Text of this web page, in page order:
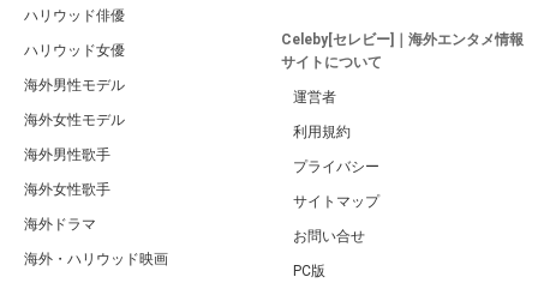
ハリウッド俳優
ハリウッド女優
海外男性モデル
海外女性モデル
海外男性歌手
海外女性歌手
海外ドラマ
海外・ハリウッド映画
Celeby[セレビー]｜海外エンタメ情報
サイトについて
運営者
利用規約
プライバシー
サイトマップ
お問い合せ
PC版